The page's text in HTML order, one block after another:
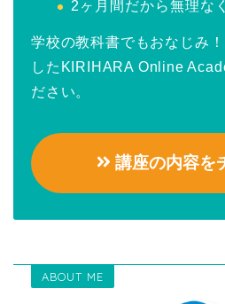
2ヶ月間だから無理な
学校の教科書でもおなじみ
したKIRIHARA Online
ださい。
講座の内容を
ABOUT ME